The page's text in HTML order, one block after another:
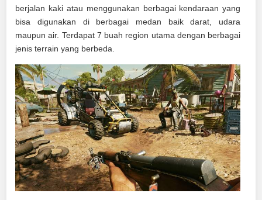
berjalan kaki atau menggunakan berbagai kendaraan yang
bisa digunakan di berbagai medan baik darat, udara
maupun air. Terdapat 7 buah region utama dengan berbagai
jenis terrain yang berbeda.